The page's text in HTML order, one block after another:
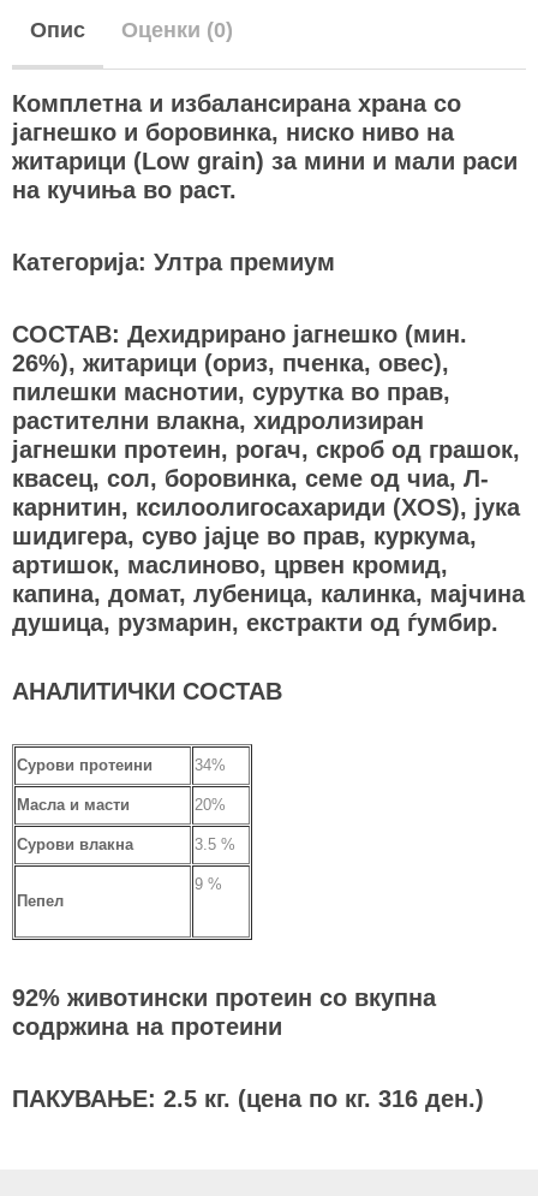
Опис Оценки (0)
Комплетна и избалансирана храна со
јагнешко и боровинка, ниско ниво на
житарици (Low grain) за мини и мали раси
на кучиња во раст.
Категорија: Ултра премиум
СОСТАВ: Дехидриранo јагнешко (мин.
26%), житарици (ориз, пченка, овес),
пилешки маснотии, сурутка во прав,
растителни влакна, хидролизиран
јагнешки протеин, рогач, скроб од грашок,
квасец, сол, боровинка, семе од чиа, Л-
карнитин, ксилоолигосахариди (XOS), јука
шидигера, суво јајце во прав, куркума,
артишок, маслиново, црвен кромид,
капина, домат, лубеница, калинка, мајчина
душица, рузмарин, екстракти од ѓумбир.
АНАЛИТИЧКИ СОСТАВ
Сурови протеини 34%
Масла и масти 20%
Сурови влакна 3.5 %
Пепел
9 %
92% животински протеин со вкупна
содржина на протеини
ПАКУВАЊЕ: 2.5 кг. (цена по кг. 316 ден.)